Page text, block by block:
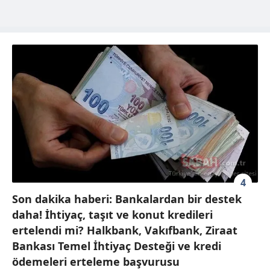
4
Son dakika haberi: Bankalardan bir destek
daha! İhtiyaç, taşıt ve konut kredileri
ertelendi mi? Halkbank, Vakıfbank, Ziraat
Bankası Temel İhtiyaç Desteği ve kredi
ödemeleri erteleme başvurusu